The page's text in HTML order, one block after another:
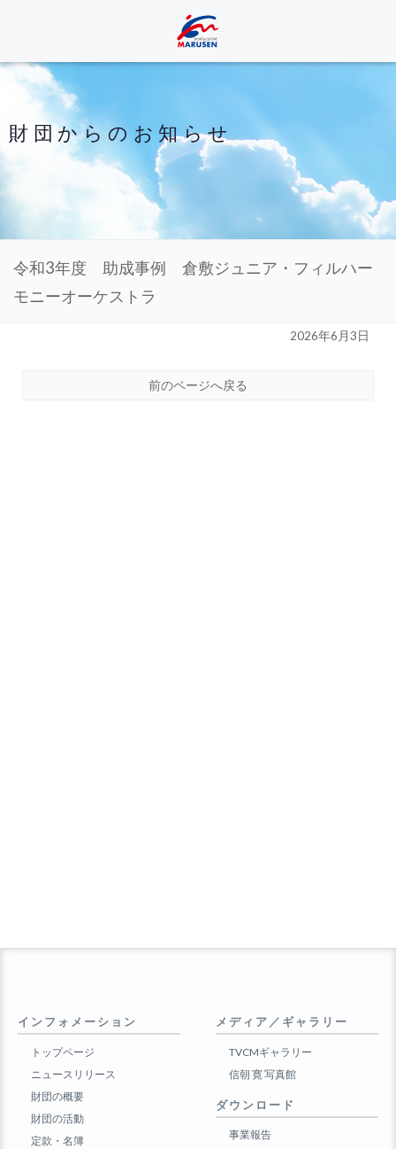
財団からのお知らせ
令和3年度 助成事例 倉敷ジュニア・フィルハー
モニーオーケストラ
2026年6月3日
前のページへ戻る
インフォメーション
トップページ
ニュースリリース
財団の概要
財団の活動
定款・名簿
メディア／ギャラリー
TVCMギャラリー
信朝 寛 写真館
ダウンロード
事業報告